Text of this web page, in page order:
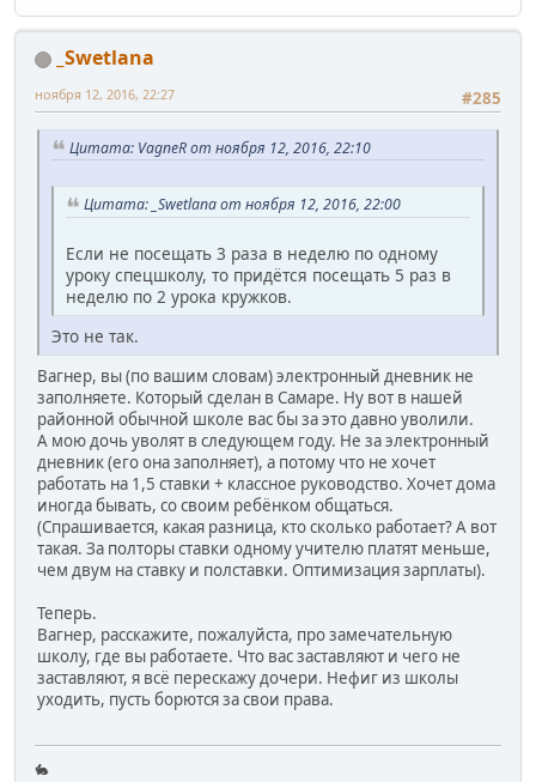
_Swetlana
#285
ноября 12, 2016, 22:27
Цитата: VagneR от ноября 12, 2016, 22:10
Цитата: _Swetlana от ноября 12, 2016, 22:00
Если не посещать 3 раза в неделю по одному
уроку спецшколу, то придётся посещать 5 раз в
неделю по 2 урока кружков.
Это не так.
Вагнер, вы (по вашим словам) электронный дневник не
заполняете. Который сделан в Самаре. Ну вот в нашей
районной обычной школе вас бы за это давно уволили.
А мою дочь уволят в следующем году. Не за электронный
дневник (его она заполняет), а потому что не хочет
работать на 1,5 ставки + классное руководство. Хочет дома
иногда бывать, со своим ребёнком общаться.
(Спрашивается, какая разница, кто сколько работает? А вот
такая. За полторы ставки одному учителю платят меньше,
чем двум на ставку и полставки. Оптимизация зарплаты).
Теперь.
Вагнер, расскажите, пожалуйста, про замечательную
школу, где вы работаете. Что вас заставляют и чего не
заставляют, я всё перескажу дочери. Нефиг из школы
уходить, пусть борются за свои права.
🐇